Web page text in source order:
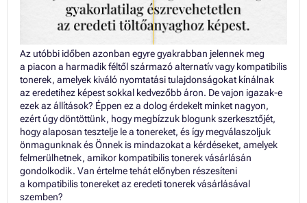
Az utóbbi időben azonban egyre gyakrabban jelennek meg
a piacon a harmadik féltől származó alternatív vagy kompatibilis
tonerek, amelyek kiváló nyomtatási tulajdonságokat kínálnak
az eredetihez képest sokkal kedvezőbb áron. De vajon igazak-e
ezek az állítások? Éppen ez a dolog érdekelt minket nagyon,
ezért úgy döntöttünk, hogy megbízzuk blogunk szerkesztőjét,
hogy alaposan tesztelje le a tonereket, és így megválaszoljuk
önmagunknak és Önnek is mindazokat a kérdéseket, amelyek
felmerülhetnek, amikor kompatibilis tonerek vásárlásán
gondolkodik. Van értelme tehát előnyben részesíteni
a kompatibilis tonereket az eredeti tonerek vásárlásával
szemben?